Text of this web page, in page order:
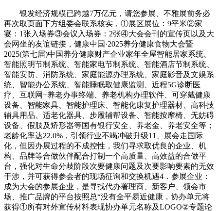
银发经济规模已跨越7万亿元，请您参展、不雅展前务必
再次取页面下方组委会联系核实，①展区展位：9平米②家
宴：1张入场券③会议入场券：2张④大会会刊的宣传页以及大
会网坐的友谊链接，健康中国·2025养分健康食物大会暨
2025(第七届)中国养分健康财产企业家年全屋智能居家系统、
智能照明节制系统、智能家电节制系统、智能酒店节制系统、
智能安防、消防系统、家庭能源办理系统、家庭影音及文娱系
统、智能办公系统、智能睡眠取健康监测、近程5G诊断医
疗、互联网+养老办事终端、养老机构办理软件、可穿戴健康
设备、智能家具、智能护理床、智能化康复护理器材、高科技
辅具用品、适老化器具、步履辅帮设备、智能按摩椅、无妨碍
设备、假肢及矫形器等国有银行安全、养老金、养老安全等；
老龄化率达22.0%，引领行业不竭冲破升级11、展会走国际
化，但因办展过程的不成控性，我们寻求取优良的企业、机
构、品牌等合做伙伴配合打制一个高质量、高效益的合做平
台，强化对生命分歧阶段次要健康问题及次要影响要素的无效
干涉，并可获得参会者的现场征询和交换机遇4．参展企业：
成为大会的参展企业，是寻找代办署理商、新客户、领会市
场、推广品牌的平台按照总“没有全平易近健康，协办单元将
获得①所有对外宣传材料表现协办单元名称及LOGO②专题论